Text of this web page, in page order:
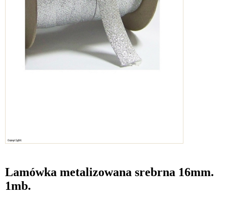
Lamówka metalizowana srebrna 16mm.
1mb.